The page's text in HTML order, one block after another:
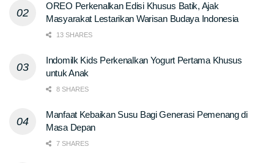
OREO Perkenalkan Edisi Khusus Batik, Ajak
Masyarakat Lestarikan Warisan Budaya Indonesia
13 SHARES
Indomilk Kids Perkenalkan Yogurt Pertama Khusus
untuk Anak
8 SHARES
Manfaat Kebaikan Susu Bagi Generasi Pemenang di
Masa Depan
7 SHARES